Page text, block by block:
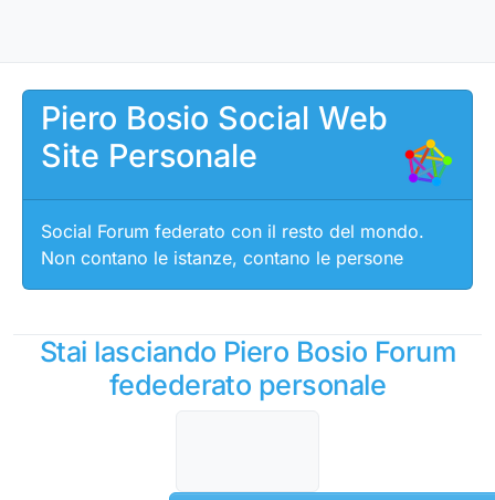
Piero Bosio Social Web
Site Personale
Social Forum federato con il resto del mondo.
Non contano le istanze, contano le persone
Stai lasciando Piero Bosio Forum
fedederato personale